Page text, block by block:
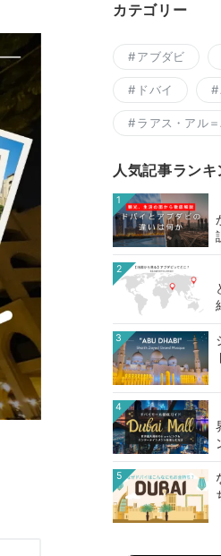
カテゴリー
アブダビ
ドバイ
ラアス・アル
人気記事ランキ
1
2
3
4
5